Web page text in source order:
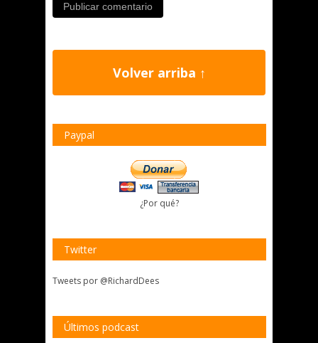
Volver arriba ↑
Paypal
¿Por qué?
Twitter
Tweets por @RichardDees
Últimos podcast